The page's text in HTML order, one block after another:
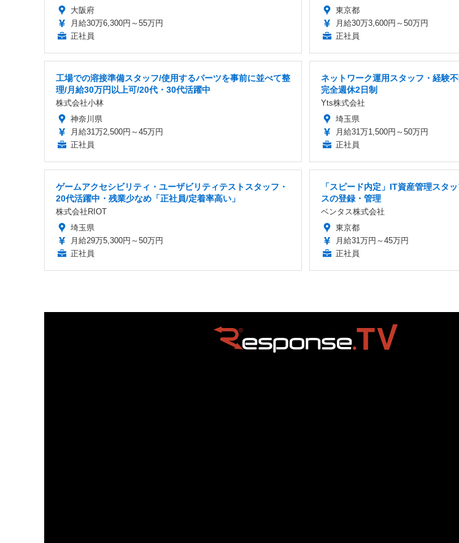
大阪府
月給30万6,300円～55万円
正社員
東京都
月給30万3,600円～50万円
正社員
工場での溶接準備スタッフ/使用するパーツを事前に並べて整
理/月給30万円以上可/20代・30代活躍中
株式会社小林
神奈川県
月給31万2,500円～45万円
正社員
ネットワーク運用スタッフ・経験
完全週休2日制
Yts株式会社
埼玉県
月給31万1,500円～50万円
正社員
ゲームアクセシビリティ・ユーザビリティテストスタッフ・
20代活躍中・残業少なめ「正社員/定着率高い」
株式会社RIOT
埼玉県
月給29万5,300円～50万円
正社員
「スピード内定」IT資産管理スタ
スの登録・管理
ベンタス株式会社
東京都
月給31万円～45万円
正社員